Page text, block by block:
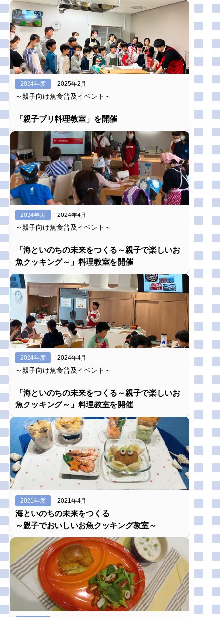
2024年度 2025年2月
～親子向け魚食普及イベント～
「親子ブリ料理教室」を開催
2024年度 2024年4月
～親子向け魚食普及イベント～
「海といのちの未来をつくる～親子で楽しいお
魚クッキング～」料理教室を開催
2024年度 2024年4月
～親子向け魚食普及イベント～
「海といのちの未来をつくる～親子で楽しいお
魚クッキング～」料理教室を開催
2021年度 2021年4月
海といのちの未来をつくる
～親子でおいしいお魚クッキング教室～